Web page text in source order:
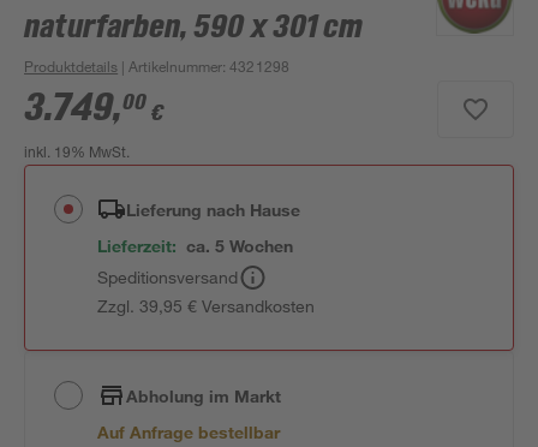
naturfarben, 590 x 301 cm
Produktdetails | Artikelnummer:4321298
3.749,00 €
inkl. 19% MwSt.
Lieferung nach Hause
Lieferzeit: ca. 5 Wochen
Speditionsversand
Zzgl. 39,95 € Versandkosten
Abholung im Markt
Auf Anfrage bestellbar